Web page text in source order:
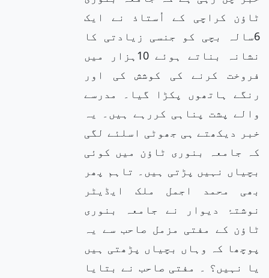
ٹاؤن کراچی کے اُستاذ نے ایک
6سالہ بچی کو جنسی زیادتی کا
نشانہ بناتے ہوئے 10ہزار میں
فروخت کرنے کی کوشش کی اور
رنگے ہاتھوں پکڑا گیا۔ مدرسے
والے پشت پناہی کررہے ہیں۔ یہ
خبر دیکھتے ہی جھوٹی اسلئے لگی
کہ جامعہ بنوری ٹاؤن میں کوئی
بچیاں نہیں پڑتی ہیں۔ تاہم پھر
بھی محمد اجمل ملک ایڈیٹر
نوشتۂ دیوار نے جامعہ بنوری
ٹاؤن کے مفتی مزمل صاحب سے یہ
پوچھا کہ وہاں بچیاں پڑھتی ہیں
یا نہیں؟ ۔ مفتی صاحب نے بتایا